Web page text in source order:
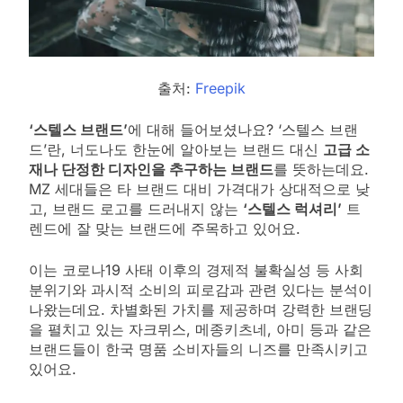
출처: Freepik
‘스텔스 브랜드’에 대해 들어보셨나요? ‘스텔스 브랜
드’란, 너도나도 한눈에 알아보는 브랜드 대신 고급 소
재나 단정한 디자인을 추구하는 브랜드를 뜻하는데요.
MZ 세대들은 타 브랜드 대비 가격대가 상대적으로 낮
고, 브랜드 로고를 드러내지 않는 ‘스텔스 럭셔리’ 트
렌드에 잘 맞는 브랜드에 주목하고 있어요.
이는 코로나19 사태 이후의 경제적 불확실성 등 사회
분위기와 과시적 소비의 피로감과 관련 있다는 분석이
나왔는데요. 차별화된 가치를 제공하며 강력한 브랜딩
을 펼치고 있는 자크뮈스, 메종키츠네, 아미 등과 같은
브랜드들이 한국 명품 소비자들의 니즈를 만족시키고
있어요.